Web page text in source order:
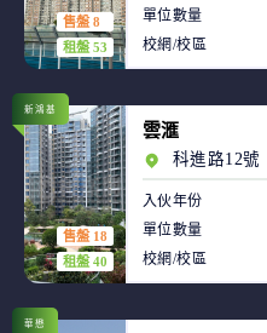
售盤 8
租盤 53
單位數量
校網/校區
售盤 18
租盤 40
新鴻基
雲滙
科進路12號
入伙年份
單位數量
校網/校區
華懋